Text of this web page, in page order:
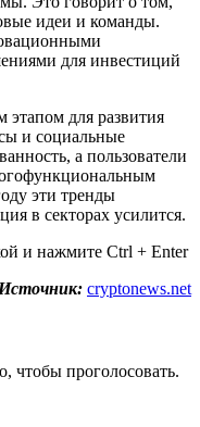
идеи и команды.
для инвестиций
для развития
и социальные
а пользователи
эти тренды
в секторах усилится.
и нажмите Ctrl + Enter
Источник: cryptonews.net
чтобы проголосовать.